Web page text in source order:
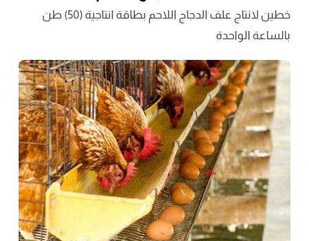
خطين لانتاج علف الدجاج اللاحم بطاقة انتاجية (50) طن
بالساعة الواحدة